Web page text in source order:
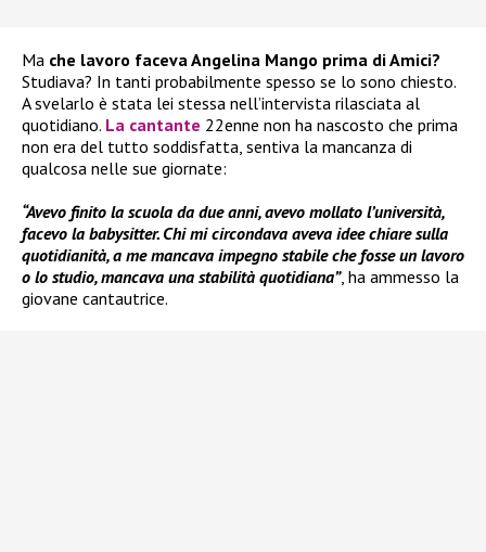
Ma che lavoro faceva Angelina Mango prima di Amici?
Studiava? In tanti probabilmente spesso se lo sono chiesto.
A svelarlo è stata lei stessa nell’intervista rilasciata al
quotidiano. La cantante 22enne non ha nascosto che prima
non era del tutto soddisfatta, sentiva la mancanza di
qualcosa nelle sue giornate:
“Avevo finito la scuola da due anni, avevo mollato l’università,
facevo la babysitter. Chi mi circondava aveva idee chiare sulla
quotidianità, a me mancava impegno stabile che fosse un lavoro
o lo studio, mancava una stabilità quotidiana”, ha ammesso la
giovane cantautrice.